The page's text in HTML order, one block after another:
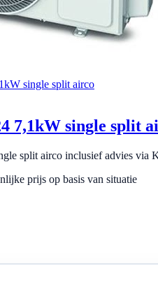
single split airco
7,1kW single split
split airco inclusief advies via
prijs op basis van situatie